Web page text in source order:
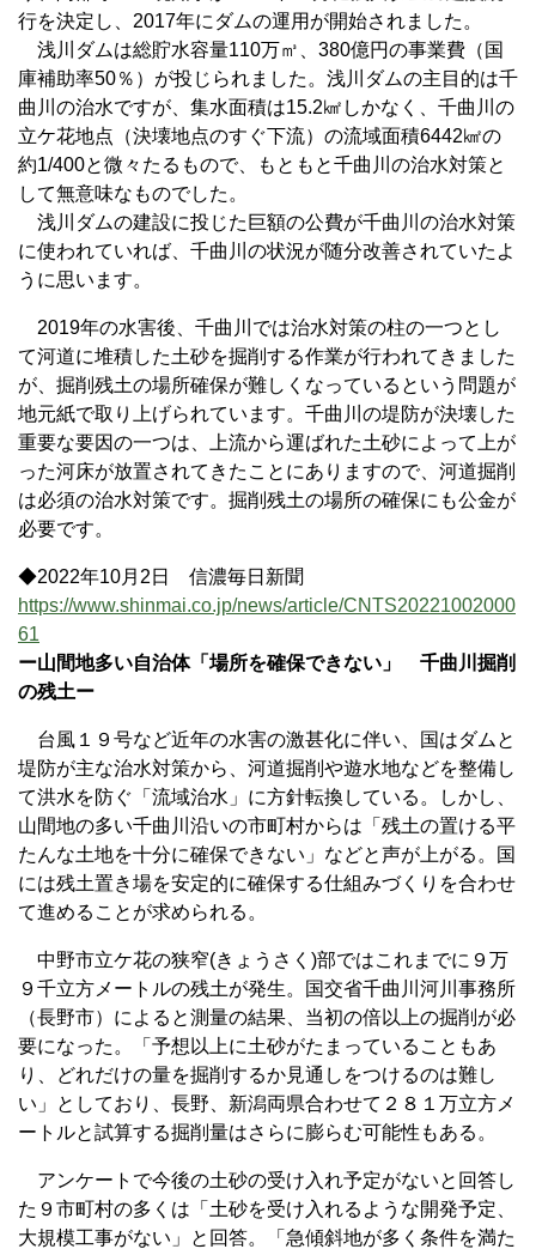
行を決定し、2017年にダムの運用が開始されました。
浅川ダムは総貯水容量110万㎥、380億円の事業費（国
庫補助率50％）が投じられました。浅川ダムの主目的は千
曲川の治水ですが、集水面積は15.2㎢しかなく、千曲川の
立ケ花地点（決壊地点のすぐ下流）の流域面積6442㎢の
約1/400と微々たるもので、もともと千曲川の治水対策と
して無意味なものでした。
浅川ダムの建設に投じた巨額の公費が千曲川の治水対策
に使われていれば、千曲川の状況が随分改善されていたよ
うに思います。
2019年の水害後、千曲川では治水対策の柱の一つとし
て河道に堆積した土砂を掘削する作業が行われてきました
が、掘削残土の場所確保が難しくなっているという問題が
地元紙で取り上げられています。千曲川の堤防が決壊した
重要な要因の一つは、上流から運ばれた土砂によって上が
った河床が放置されてきたことにありますので、河道掘削
は必須の治水対策です。掘削残土の場所の確保にも公金が
必要です。
◆2022年10月2日 信濃毎日新聞
https://www.shinmai.co.jp/news/article/CNTS20221002000
61
ー山間地多い自治体「場所を確保できない」 千曲川掘削
の残土ー
台風１９号など近年の水害の激甚化に伴い、国はダムと
堤防が主な治水対策から、河道掘削や遊水地などを整備し
て洪水を防ぐ「流域治水」に方針転換している。しかし、
山間地の多い千曲川沿いの市町村からは「残土の置ける平
たんな土地を十分に確保できない」などと声が上がる。国
には残土置き場を安定的に確保する仕組みづくりを合わせ
て進めることが求められる。
中野市立ケ花の狭窄(きょうさく)部ではこれまでに９万
９千立方メートルの残土が発生。国交省千曲川河川事務所
（長野市）によると測量の結果、当初の倍以上の掘削が必
要になった。「予想以上に土砂がたまっていることもあ
り、どれだけの量を掘削するか見通しをつけるのは難し
い」としており、長野、新潟両県合わせて２８１万立方メ
ートルと試算する掘削量はさらに膨らむ可能性もある。
アンケートで今後の土砂の受け入れ予定がないと回答し
た９市町村の多くは「土砂を受け入れるような開発予定、
大規模工事がない」と回答。「急傾斜地が多く条件を満た